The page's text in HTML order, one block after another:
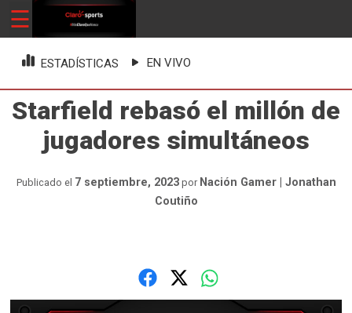
Skip
☰
ClaroSports
Más Claro que nunca
ESTADÍSTICAS EN VIVO
Starfield rebasó el millón de
jugadores simultáneos
Publicado el 7 septiembre, 2023por Nación Gamer | Jonathan
Coutiño